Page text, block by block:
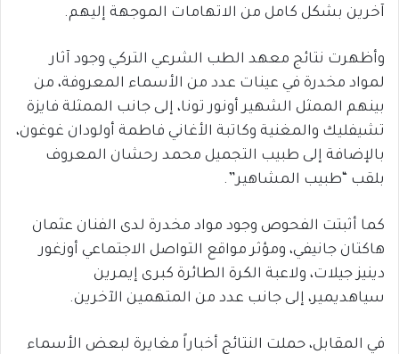
آخرين بشكل كامل من الاتهامات الموجهة إليهم.
وأظهرت نتائج معهد الطب الشرعي التركي وجود آثار
لمواد مخدرة في عينات عدد من الأسماء المعروفة، من
بينهم الممثل الشهير أونور تونا، إلى جانب الممثلة فايزة
تشيفليك والمغنية وكاتبة الأغاني فاطمة أولودان غوغون،
بالإضافة إلى طبيب التجميل محمد رحشان المعروف
بلقب “طبيب المشاهير”.
كما أثبتت الفحوص وجود مواد مخدرة لدى الفنان عثمان
هاكتان جانيفي، ومؤثر مواقع التواصل الاجتماعي أوزغور
دينيز جيلات، ولاعبة الكرة الطائرة كبرى إيمرين
سياهديمير، إلى جانب عدد من المتهمين الآخرين.
في المقابل، حملت النتائج أخباراً مغايرة لبعض الأسماء